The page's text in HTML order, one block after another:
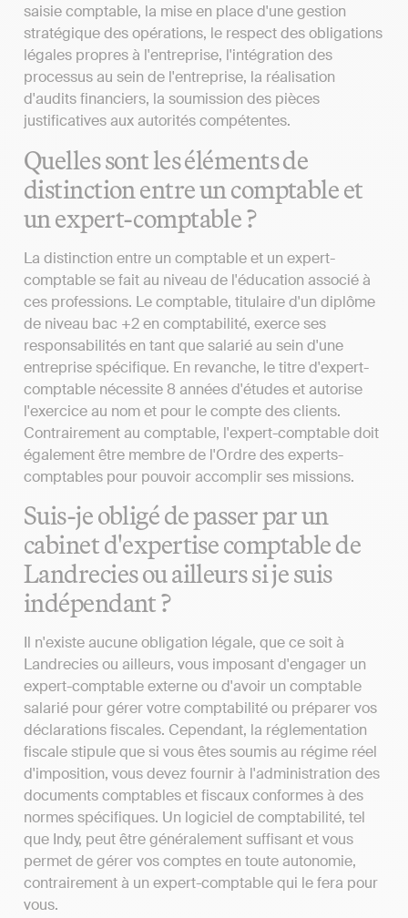
saisie comptable, la mise en place d'une gestion
stratégique des opérations, le respect des obligations
légales propres à l'entreprise, l'intégration des
processus au sein de l'entreprise, la réalisation
d'audits financiers, la soumission des pièces
justificatives aux autorités compétentes.
Quelles sont les éléments de
distinction entre un comptable et
un expert-comptable ?
La distinction entre un comptable et un expert-
comptable se fait au niveau de l'éducation associé à
ces professions. Le comptable, titulaire d'un diplôme
de niveau bac +2 en comptabilité, exerce ses
responsabilités en tant que salarié au sein d'une
entreprise spécifique. En revanche, le titre d'expert-
comptable nécessite 8 années d'études et autorise
l'exercice au nom et pour le compte des clients.
Contrairement au comptable, l'expert-comptable doit
également être membre de l'Ordre des experts-
comptables pour pouvoir accomplir ses missions.
Suis-je obligé de passer par un
cabinet d'expertise comptable de
Landrecies ou ailleurs si je suis
indépendant ?
Il n'existe aucune obligation légale, que ce soit à
Landrecies ou ailleurs, vous imposant d'engager un
expert-comptable externe ou d'avoir un comptable
salarié pour gérer votre comptabilité ou préparer vos
déclarations fiscales. Cependant, la réglementation
fiscale stipule que si vous êtes soumis au régime réel
d'imposition, vous devez fournir à l'administration des
documents comptables et fiscaux conformes à des
normes spécifiques. Un logiciel de comptabilité, tel
que Indy, peut être généralement suffisant et vous
permet de gérer vos comptes en toute autonomie,
contrairement à un expert-comptable qui le fera pour
vous.